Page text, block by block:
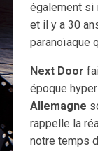
également si
et il y a 30
paranoïaque
Next Door
époque
Allemagne
rappelle la
notre temps